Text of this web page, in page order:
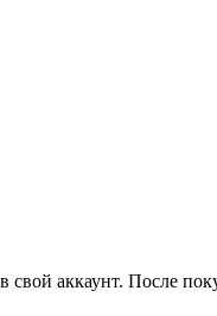
аккаунт. После